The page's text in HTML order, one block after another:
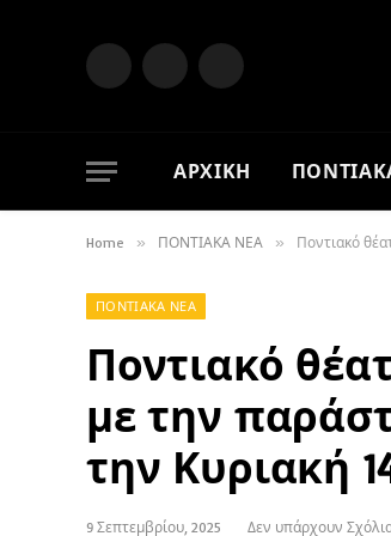
Facebook Instagram
ΑΡΧΙΚΗ
Home » ΠΟΝΤΙΑΚΑ ΝΕΑ » Ποντιακό
ΠΟΝΤΙΑΚΑ ΝΕΑ
Ποντιακό
με την
την Κυριακή
9 Σεπτεμβρίου, 2025 Δεν υπάρχουν